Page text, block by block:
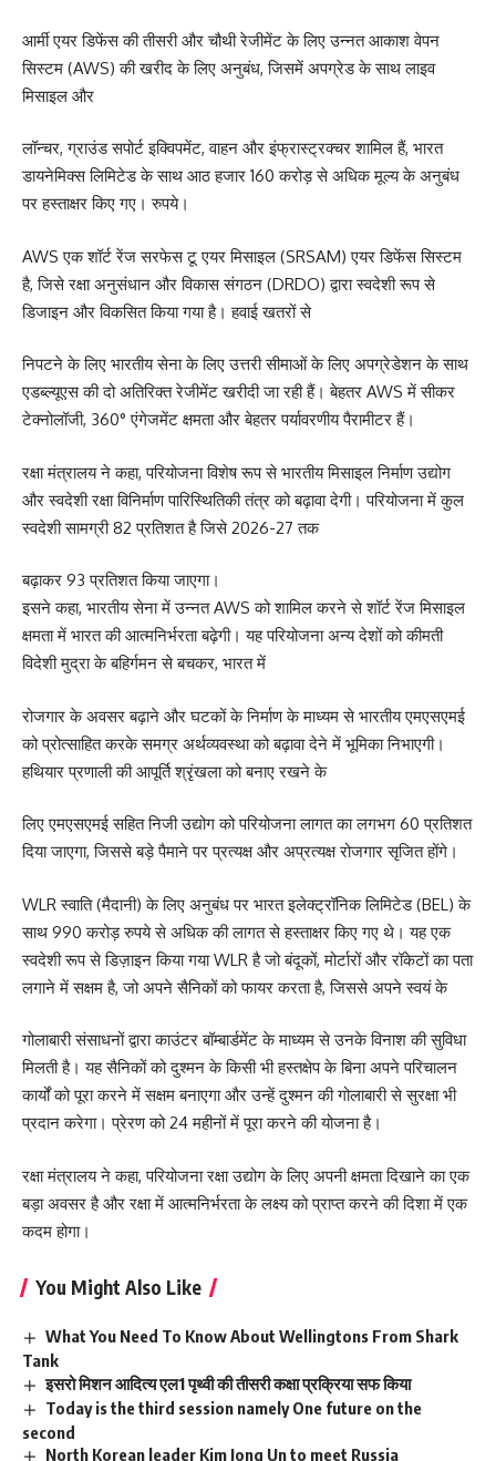
आर्मी एयर डिफेंस की तीसरी और चौथी रेजीमेंट के लिए उन्नत आकाश वेपन
सिस्टम (AWS) की खरीद के लिए अनुबंध, जिसमें अपग्रेड के साथ लाइव
मिसाइल और
लॉन्चर, ग्राउंड सपोर्ट इक्विपमेंट, वाहन और इंफ्रास्ट्रक्चर शामिल हैं, भारत
डायनेमिक्स लिमिटेड के साथ आठ हजार 160 करोड़ से अधिक मूल्य के अनुबंध
पर हस्ताक्षर किए गए। रुपये।
AWS एक शॉर्ट रेंज सरफेस टू एयर मिसाइल (SRSAM) एयर डिफेंस सिस्टम
है, जिसे रक्षा अनुसंधान और विकास संगठन (DRDO) द्वारा स्वदेशी रूप से
डिजाइन और विकसित किया गया है। हवाई खतरों से
निपटने के लिए भारतीय सेना के लिए उत्तरी सीमाओं के लिए अपग्रेडेशन के साथ
एडब्ल्यूएस की दो अतिरिक्त रेजीमेंट खरीदी जा रही हैं। बेहतर AWS में सीकर
टेक्नोलॉजी, 360° एंगेजमेंट क्षमता और बेहतर पर्यावरणीय पैरामीटर हैं।
रक्षा मंत्रालय ने कहा, परियोजना विशेष रूप से भारतीय मिसाइल निर्माण उद्योग
और स्वदेशी रक्षा विनिर्माण पारिस्थितिकी तंत्र को बढ़ावा देगी। परियोजना में कुल
स्वदेशी सामग्री 82 प्रतिशत है जिसे 2026-27 तक
बढ़ाकर 93 प्रतिशत किया जाएगा।
इसने कहा, भारतीय सेना में उन्नत AWS को शामिल करने से शॉर्ट रेंज मिसाइल
क्षमता में भारत की आत्मनिर्भरता बढ़ेगी। यह परियोजना अन्य देशों को कीमती
विदेशी मुद्रा के बहिर्गमन से बचकर, भारत में
रोजगार के अवसर बढ़ाने और घटकों के निर्माण के माध्यम से भारतीय एमएसएमई
को प्रोत्साहित करके समग्र अर्थव्यवस्था को बढ़ावा देने में भूमिका निभाएगी।
हथियार प्रणाली की आपूर्ति श्रृंखला को बनाए रखने के
लिए एमएसएमई सहित निजी उद्योग को परियोजना लागत का लगभग 60 प्रतिशत
दिया जाएगा, जिससे बड़े पैमाने पर प्रत्यक्ष और अप्रत्यक्ष रोजगार सृजित होंगे।
WLR स्वाति (मैदानी) के लिए अनुबंध पर भारत इलेक्ट्रॉनिक लिमिटेड (BEL) के
साथ 990 करोड़ रुपये से अधिक की लागत से हस्ताक्षर किए गए थे। यह एक
स्वदेशी रूप से डिज़ाइन किया गया WLR है जो बंदूकों, मोर्टारों और रॉकेटों का पता
लगाने में सक्षम है, जो अपने सैनिकों को फायर करता है, जिससे अपने स्वयं के
गोलाबारी संसाधनों द्वारा काउंटर बॉम्बार्डमेंट के माध्यम से उनके विनाश की सुविधा
मिलती है। यह सैनिकों को दुश्मन के किसी भी हस्तक्षेप के बिना अपने परिचालन
कार्यों को पूरा करने में सक्षम बनाएगा और उन्हें दुश्मन की गोलाबारी से सुरक्षा भी
प्रदान करेगा। प्रेरण को 24 महीनों में पूरा करने की योजना है।
रक्षा मंत्रालय ने कहा, परियोजना रक्षा उद्योग के लिए अपनी क्षमता दिखाने का एक
बड़ा अवसर है और रक्षा में आत्मनिर्भरता के लक्ष्य को प्राप्त करने की दिशा में एक
कदम होगा।
You Might Also Like
What You Need To Know About Wellingtons From Shark
Tank
इसरो मिशन आदित्य एल1 पृथ्वी की तीसरी कक्षा प्रक्रिया सफ किया
Today is the third session namely One future on the
second
North Korean leader Kim Jong Un to meet Russia